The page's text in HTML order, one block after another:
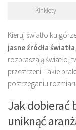
Kinkiety
Kieruj światło ku
jasne źródła światła
rozpraszają światło,
przestrzeni. Takie
postrzeganiu
Jak dobierać
uniknąć